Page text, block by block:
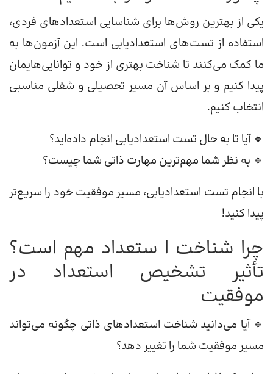
یکی از بهترین روش‌ها برای شناسایی استعدادهای فردی،
استفاده از تست‌های استعدادیابی است. این آزمون‌ها به
ما کمک می‌کنند تا شناخت بهتری از خود و توانایی‌هایمان
پیدا کنیم و بر اساس آن مسیر تحصیلی و شغلی مناسبی
انتخاب کنیم.
🔹 آیا تا به حال تست استعدادیابی انجام داده‌اید؟
🔹 به نظر شما مهم‌ترین مهارت ذاتی شما چیست؟
با انجام تست استعدادیابی، مسیر موفقیت خود را سریع‌تر
پیدا کنید!
چرا شناخت ا ستعداد مهم است؟
تأثیر تشخیص استعداد در
موفقیت
🔹 آیا می‌دانید شناخت استعدادهای ذاتی چگونه می‌تواند
مسیر موفقیت شما را تغییر دهد؟